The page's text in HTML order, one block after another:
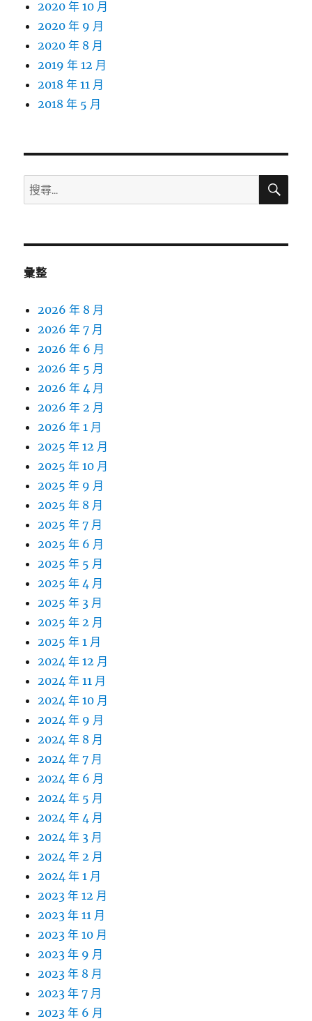
2020 年 10 月
2020 年 9 月
2020 年 8 月
2019 年 12 月
2018 年 11 月
2018 年 5 月
搜
尋
鍵
搜
彙整
2026 年 8 月
2026 年 7 月
2026 年 6 月
2026 年 5 月
2026 年 4 月
2026 年 2 月
2026 年 1 月
2025 年 12 月
2025 年 10 月
2025 年 9 月
2025 年 8 月
2025 年 7 月
2025 年 6 月
2025 年 5 月
2025 年 4 月
2025 年 3 月
2025 年 2 月
2025 年 1 月
2024 年 12 月
2024 年 11 月
2024 年 10 月
2024 年 9 月
2024 年 8 月
2024 年 7 月
2024 年 6 月
2024 年 5 月
2024 年 4 月
2024 年 3 月
2024 年 2 月
2024 年 1 月
2023 年 12 月
2023 年 11 月
2023 年 10 月
2023 年 9 月
2023 年 8 月
2023 年 7 月
2023 年 6 月